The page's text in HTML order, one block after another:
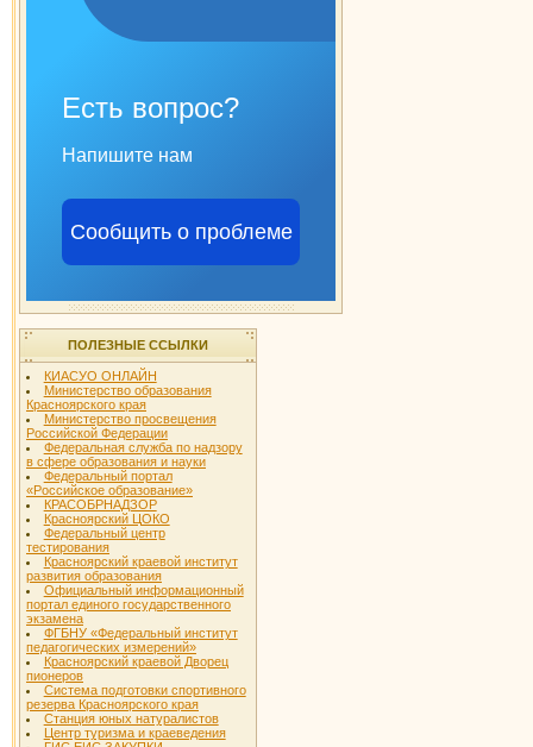
Есть вопрос?
Напишите нам
Сообщить о проблеме
ПОЛЕЗНЫЕ ССЫЛКИ
КИАСУО ОНЛАЙН
Министерство образования
Красноярского края
Министерство просвещения
Российской Федерации
Федеральная служба по надзору
в сфере образования и науки
Федеральный портал
«Российское образование»
КРАСОБРНАДЗОР
Красноярский ЦОКО
Федеральный центр
тестирования
Красноярский краевой институт
развития образования
Официальный информационный
портал единого государственного
экзамена
ФГБНУ «Федеральный институт
педагогических измерений»
Красноярский краевой Дворец
пионеров
Система подготовки спортивного
резерва Красноярского края
Станция юных натуралистов
Центр туризма и краеведения